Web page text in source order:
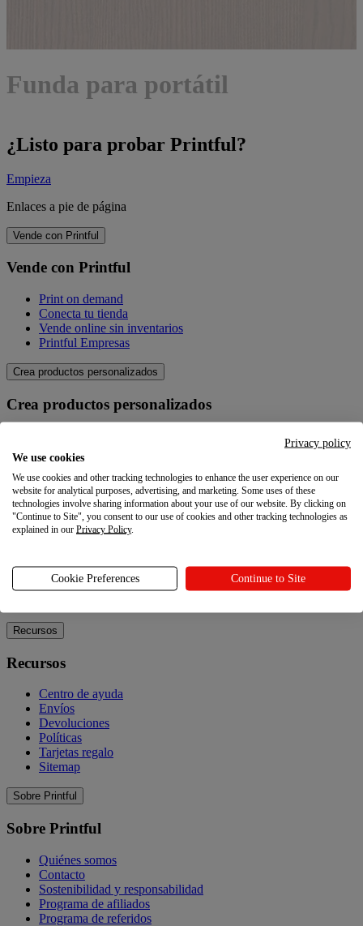
Funda para portátil
¿Listo para probar Printful?
Empieza
Enlaces a pie de página
Vende con Printful
Vende con Printful
Print on demand
Conecta tu tienda
Vende online sin inventarios
Printful Empresas
Crea productos personalizados
Crea productos personalizados
Crea tus propios productos
Calidad
Creador de diseños
Explora
Explora
Blog
Tutoriales Printful
Recursos
Recursos
Centro de ayuda
Envíos
Devoluciones
Políticas
Tarjetas regalo
Sitemap
Sobre Printful
Sobre Printful
Quiénes somos
Contacto
Sostenibilidad y responsabilidad
Programa de afiliados
Programa de referidos
Privacy policy
We use cookies
We use cookies and other tracking technologies to enhance the user experience on our
website for analytical purposes, advertising, and marketing. Some uses of these
technologies involve sharing information about your use of our website. By clicking on
"Continue to Site", you consent to our use of cookies and other tracking technologies as
explained in our Privacy Policy.
Cookie Preferences Continue to Site